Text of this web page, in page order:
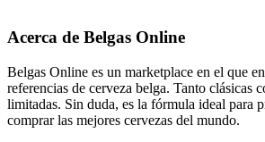
Acerca de Belgas Online
Belgas Online es un marketplace en el que
referencias de cerveza belga. Tanto clásicas
limitadas. Sin duda, es la fórmula ideal para
comprar las mejores cervezas del mundo.